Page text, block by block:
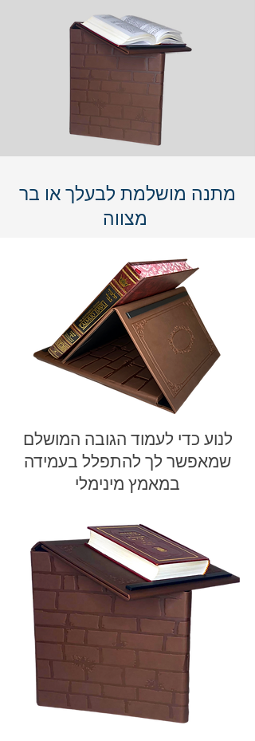
מתנה מושלמת לבעלך או בר
לנוע כדי לעמוד הגובה המושלם
שמאפשר לך להתפלל בעמידה
במאמץ מינימלי